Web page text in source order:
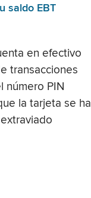
saldo EBT
en efectivo
transacciones
número PIN
la tarjeta se ha